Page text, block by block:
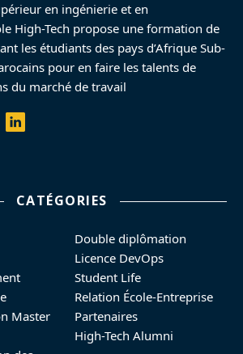
en ingénierie et en
High-Tech propose une formation de
les étudiants des pays d’Afrique Sub-
pour en faire les talents de
du marché de travail
CATÉGORIES
Master
Double diplômation
Licence DevOps
Student Life
Relation École-Entreprise
Partenaires
High-Tech Alumni